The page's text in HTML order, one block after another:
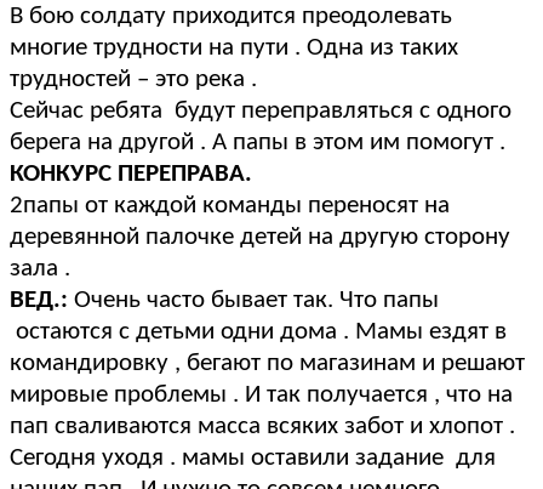
В бою солдату приходится преодолевать
многие трудности на пути . Одна из таких
трудностей – это река .
Сейчас ребята будут переправляться с одного
берега на другой . А папы в этом им помогут .
КОНКУРС ПЕРЕПРАВА.
2папы от каждой команды переносят на
деревянной палочке детей на другую сторону
зала .
ВЕД.: Очень часто бывает так. Что папы
остаются с детьми одни дома . Мамы ездят в
командировку , бегают по магазинам и решают
мировые проблемы . И так получается , что на
пап сваливаются масса всяких забот и хлопот .
Сегодня уходя . мамы оставили задание для